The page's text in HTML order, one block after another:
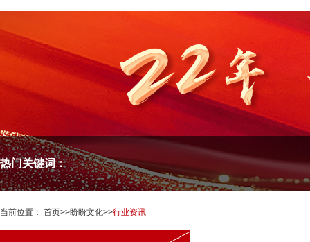
热门关键词：
当前位置： 首页>>盼盼文化>>行业资讯